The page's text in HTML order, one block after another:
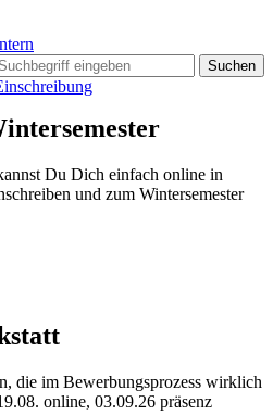
Suchen
Du Dich einfach online in
und zum Wintersemester
die im Bewerbungsprozess wirklich
online, 03.09.26 präsenz